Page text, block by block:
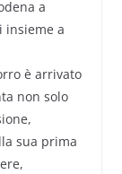
a
insieme a
è arrivato
non solo
sua prima